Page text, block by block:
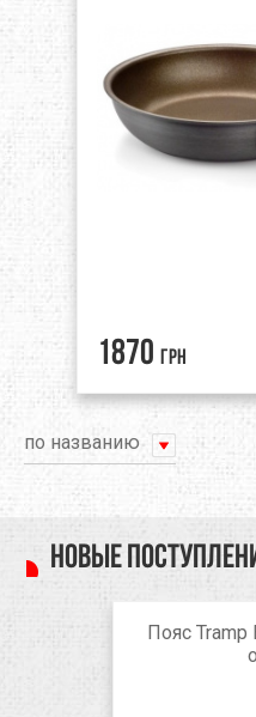
1870 грн
по названию
Новые
Пояс Tramp